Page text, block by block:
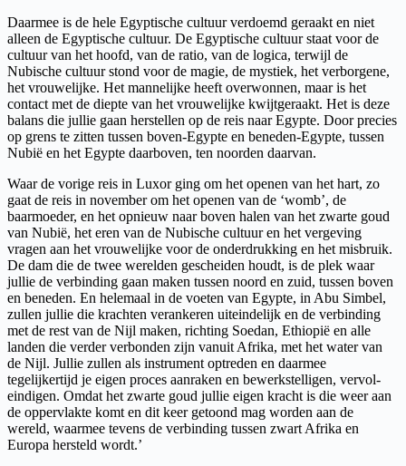
Daarmee is de hele Egyptische cultuur verdoemd geraakt en niet
alleen de Egyptische cultuur. De Egyptische cultuur staat voor de
cultuur van het hoofd, van de ratio, van de logica, terwijl de
Nubische cultuur stond voor de magie, de mystiek, het verborgene,
het vrouwelijke. Het mannelijke heeft overwonnen, maar is het
contact met de diepte van het vrouwelijke kwijtgeraakt. Het is deze
balans die jullie gaan herstellen op de reis naar Egypte. Door precies
op grens te zitten tussen boven-Egypte en beneden-Egypte, tussen
Nubië en het Egypte daarboven, ten noorden daarvan.
Waar de vorige reis in Luxor ging om het openen van het hart, zo
gaat de reis in november om het openen van de ‘womb’, de
baarmoeder, en het opnieuw naar boven halen van het zwarte goud
van Nubië, het eren van de Nubische cultuur en het vergeving
vragen aan het vrouwelijke voor de onderdrukking en het misbruik.
De dam die de twee werelden gescheiden houdt, is de plek waar
jullie de verbinding gaan maken tussen noord en zuid, tussen boven
en beneden. En helemaal in de voeten van Egypte, in Abu Simbel,
zullen jullie die krachten verankeren uiteindelijk en de verbinding
met de rest van de Nijl maken, richting Soedan, Ethiopië en alle
landen die verder verbonden zijn vanuit Afrika, met het water van
de Nijl. Jullie zullen als instrument optreden en daarmee
tegelijkertijd je eigen proces aanraken en bewerkstelligen, vervol-
eindigen. Omdat het zwarte goud jullie eigen kracht is die weer aan
de oppervlakte komt en dit keer getoond mag worden aan de
wereld, waarmee tevens de verbinding tussen zwart Afrika en
Europa hersteld wordt.’